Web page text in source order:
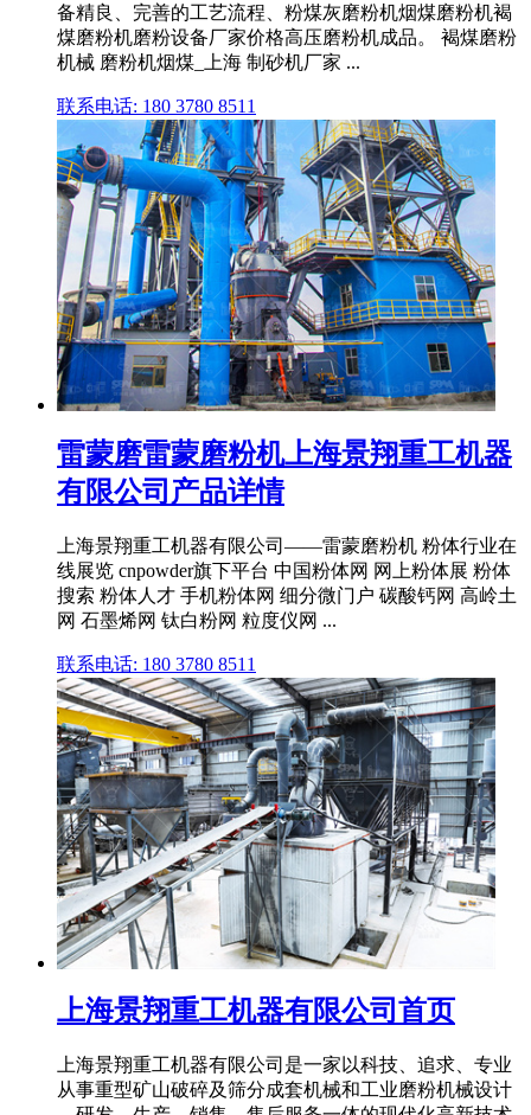
备精良、完善的工艺流程、粉煤灰磨粉机烟煤磨粉机褐
煤磨粉机磨粉设备厂家价格高压磨粉机成品。 褐煤磨粉
机械 磨粉机烟煤_上海 制砂机厂家 ...
联系电话: 180 3780 8511
雷蒙磨雷蒙磨粉机上海景翔重工机器
有限公司产品详情
上海景翔重工机器有限公司——雷蒙磨粉机 粉体行业在
线展览 cnpowder旗下平台 中国粉体网 网上粉体展 粉体
搜索 粉体人才 手机粉体网 细分微门户 碳酸钙网 高岭土
网 石墨烯网 钛白粉网 粒度仪网 ...
联系电话: 180 3780 8511
上海景翔重工机器有限公司首页
上海景翔重工机器有限公司是一家以科技、追求、专业
从事重型矿山破碎及筛分成套机械和工业磨粉机械设计